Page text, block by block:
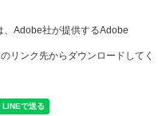
、Adobe社が提供するAdobe
リンク先からダウンロードしてく